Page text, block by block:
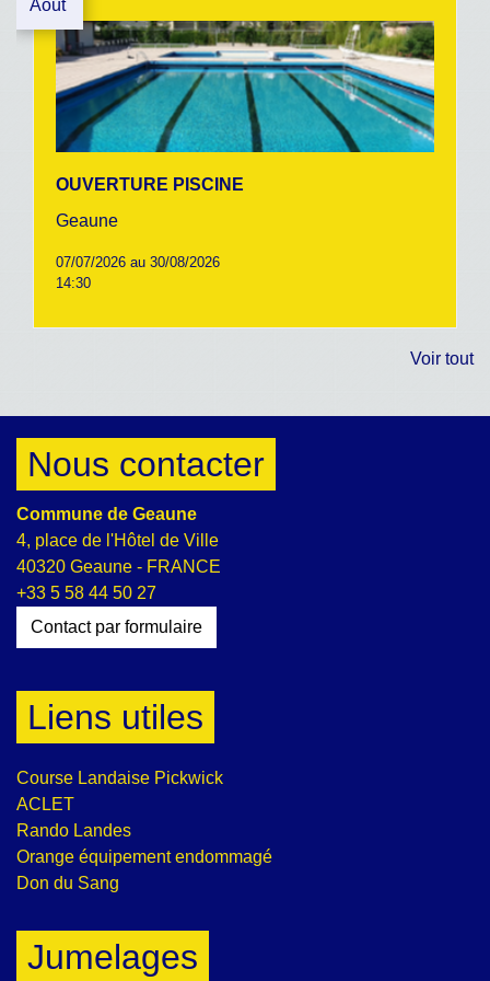
Août
OUVERTURE PISCINE
Geaune
07/07/2026 au 30/08/2026
14:30
Voir tout
Nous contacter
Commune de Geaune
4, place de l'Hôtel de Ville
40320 Geaune - FRANCE
+33 5 58 44 50 27
Contact par formulaire
Liens utiles
Course Landaise Pickwick
ACLET
Rando Landes
Orange équipement endommagé
Don du Sang
Jumelages